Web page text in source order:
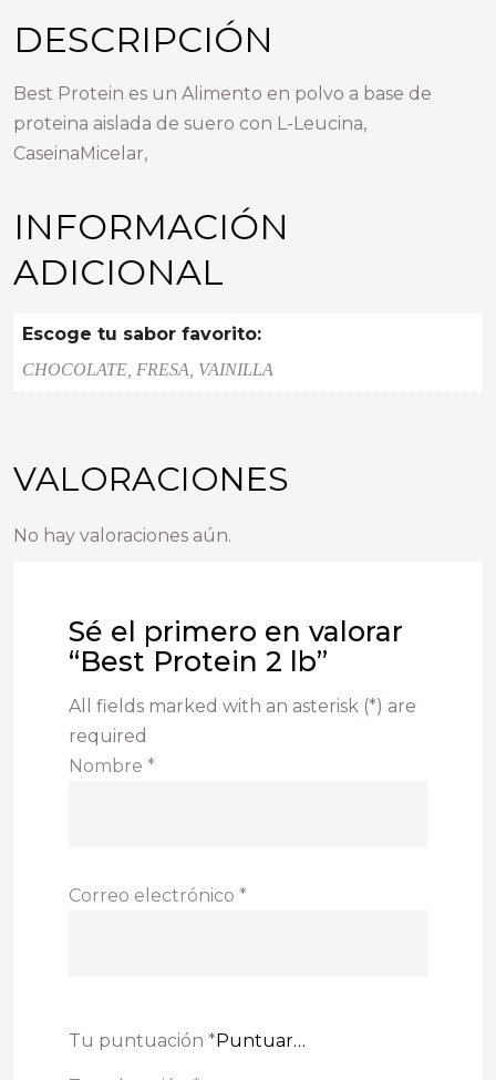
DESCRIPCIÓN
Best Protein es un Alimento en polvo a base de
proteina aislada de suero con L-Leucina,
CaseinaMicelar,
INFORMACIÓN
ADICIONAL
Escoge tu sabor favorito:
CHOCOLATE, FRESA, VAINILLA
VALORACIONES
No hay valoraciones aún.
Sé el primero en valorar
“Best Protein 2 lb”
All fields marked with an asterisk (*) are
required
Nombre *
Correo electrónico *
Tu puntuación *